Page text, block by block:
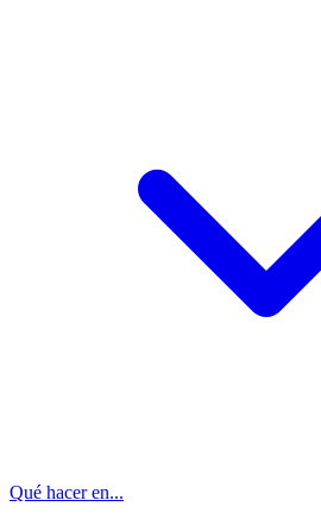
Qué hacer en...